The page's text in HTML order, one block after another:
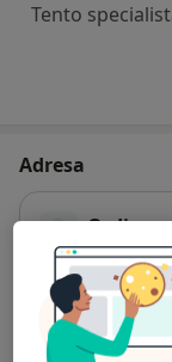
Tento
Adresa
Uničovská